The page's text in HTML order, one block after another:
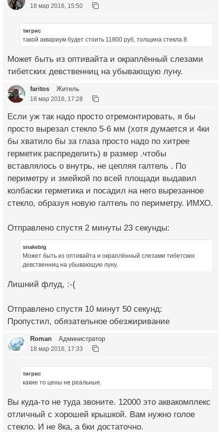
18 мар 2016, 15:50
тигрис
такой аквариум будет стоить 11800 руб, толщина стекла 8
Может быть из оптивайта и окраплённый слезами
тибетских девственниц на убывающую луну.
faritos Житель
18 мар 2016, 17:28
Если уж так надо просто отремонтировать, я бы
просто вырезал стекло 5-6 мм (хотя думается и 4ки
бы хватило бы за глаза просто надо по хитрее
герметик распределить) в размер .чтобы
вставлялось о внутрь, не цепляя галтель . По
периметру и змейкой по всей площади выдавил
колбаски герметика и посадил на него вырезанное
стекло, образуя новую галтель по периметру. ИМХО.
Отправлено спустя 2 минуты 23 секунды:
snakebig
Может быть из оптивайта и окраплённый слезами тибетских
девственниц на убывающую луну.
Лишний флуд, :-(
Отправлено спустя 10 минут 50 секунд:
Пропустил, обязательное обезжиривание
Roman Администратор
18 мар 2016, 17:33
тигрис
какие то цены не реальные.
Вы куда-то не туда звоните. 12000 это аквакомплекс
отличный с хорошей крышкой. Вам нужно голое
стекло. И не 8ка, а 6ки достаточно.